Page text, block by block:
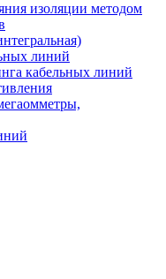
изоляции методом
линий
кабельных линий